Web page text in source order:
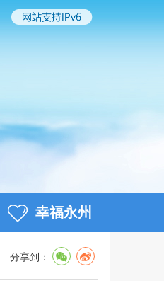
幸福永州
分享到：